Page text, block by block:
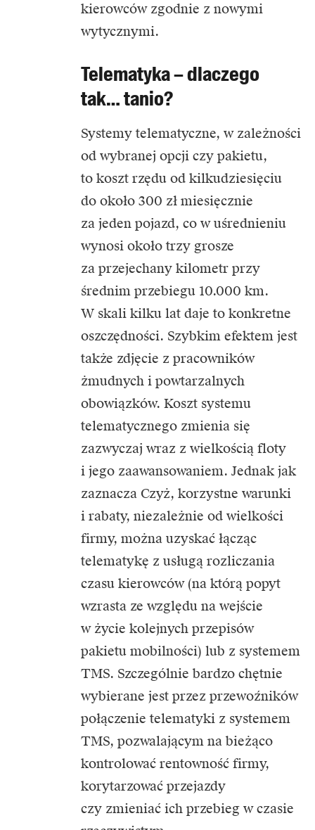
kierowców zgodnie z nowymi
wytycznymi.
Telematyka – dlaczego
tak… tanio?
Systemy telematyczne, w zależności
od wybranej opcji czy pakietu,
to koszt rzędu od kilkudziesięciu
do około 300 zł miesięcznie
za jeden pojazd, co w uśrednieniu
wynosi około trzy grosze
za przejechany kilometr przy
średnim przebiegu 10.000 km.
W skali kilku lat daje to konkretne
oszczędności. Szybkim efektem jest
także zdjęcie z pracowników
żmudnych i powtarzalnych
obowiązków. Koszt systemu
telematycznego zmienia się
zazwyczaj wraz z wielkością floty
i jego zaawansowaniem. Jednak jak
zaznacza Czyż, korzystne warunki
i rabaty, niezależnie od wielkości
firmy, można uzyskać łącząc
telematykę z usługą rozliczania
czasu kierowców (na którą popyt
wzrasta ze względu na wejście
w życie kolejnych przepisów
pakietu mobilności) lub z systemem
TMS. Szczególnie bardzo chętnie
wybierane jest przez przewoźników
połączenie telematyki z systemem
TMS, pozwalającym na bieżąco
kontrolować rentowność firmy,
korytarzować przejazdy
czy zmieniać ich przebieg w czasie